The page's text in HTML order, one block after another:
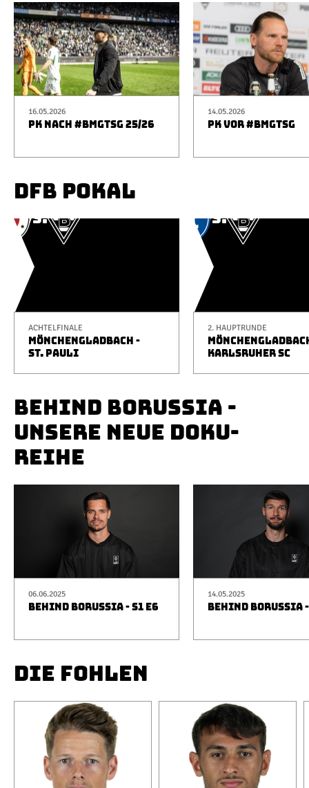
16.05.2026
PK NACH #BMGTSG 25/26
14.05.2026
PK VOR #BMGTSG
DFB POKAL
ACHTELFINALE
MÖNCHENGLADBACH -
ST. PAULI
2. HAUPTRUNDE
KARLSRUHER SC
BEHIND BORUSSIA -
UNSERE NEUE DOKU-
REIHE
06.06.2025
BEHIND BORUSSIA - S1 E6
14.05.2025
BEHIND BORUSSIA
DIE FOHLEN